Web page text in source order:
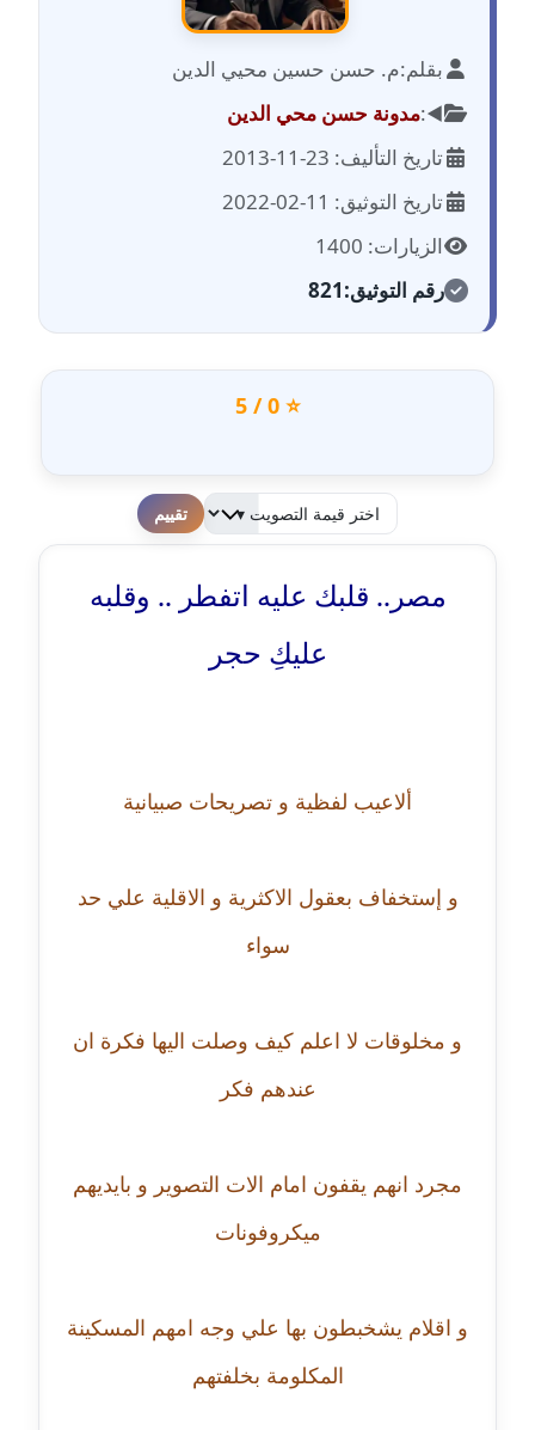
عاملة
عاملة
عاملة
عاملة
مدونة احمد كريدي
مدونة اسراء كمال
مدونة اسلام أبو علم
عاملة
عاملة
مدونة اسماعيل ابو زيد
مدونة اسماعيل محسن
بقلم:م. حسن حسين محيي الدين
◀️:مدونة حسن محي الدين
تاريخ التأليف: 23-11-2013
تاريخ التوثيق: 11-02-2022
الزيارات: 1400
رقم التوثيق:821
⭐ 0 / 5
لطفا قم بالتقييم
مصر.. قلبك عليه اتفطر .. وقلبه
عليكِ حجر
ألاعيب لفظية و تصريحات صبيانية
و إستخفاف بعقول الاكثرية و الاقلية علي حد
سواء
و مخلوقات لا اعلم كيف وصلت اليها فكرة ان
عندهم فكر
مجرد انهم يقفون امام الات التصوير و بايديهم
ميكروفونات
و اقلام يشخبطون بها علي وجه امهم المسكينة
المكلومة بخلفتهم